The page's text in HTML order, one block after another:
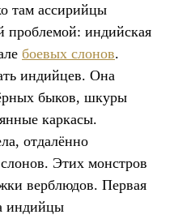
там ассирийцы
проблемой: индийская
боевых слонов.
индийцев. Она
быков, шкуры
каркасы.
отдалённо
Этих монстров
верблюдов. Первая
индийцы